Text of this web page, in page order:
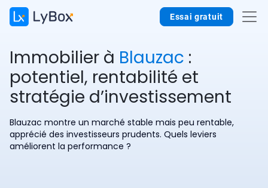
Essai gratuit
Immobilier à Blauzac :
potentiel, rentabilité et
stratégie d’investissement
Blauzac montre un marché stable mais peu rentable,
apprécié des investisseurs prudents. Quels leviers
améliorent la performance ?